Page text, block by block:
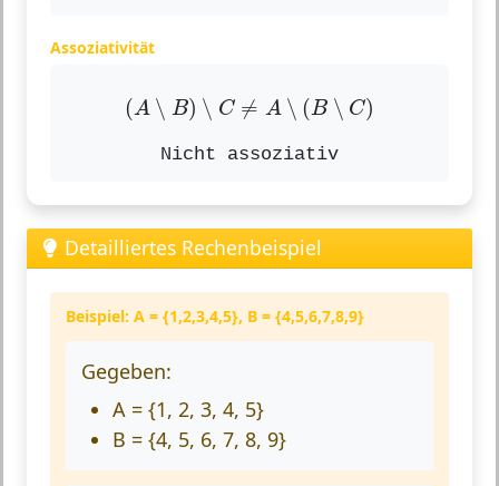
Assoziativität
(A ∖ B) ∖ C ≠ A ∖ (B ∖ C)
( ∖B ) ∖C ≠ ∖ ( B ∖C
Nicht assoziativ
Detailliertes Rechenbeispiel
Beispiel: A = {1,2,3,4,5}, B = {4,5,6,7,8,9}
Gegeben:
A = {1, 2, 3, 4, 5}
B = {4, 5, 6, 7, 8, 9}